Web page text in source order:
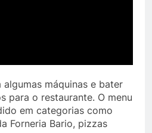
máquinas e bater
para o restaurante. O menu
em categorias como
Forneria Bario, pizzas